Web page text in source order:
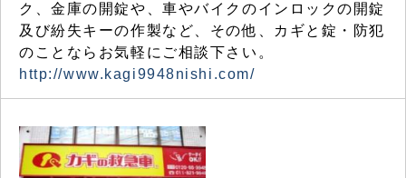
ク、金庫の開錠や、車やバイクのインロックの開錠
及び紛失キーの作製など、その他、カギと錠・防犯
のことならお気軽にご相談下さい。
http://www.kagi9948nishi.com/